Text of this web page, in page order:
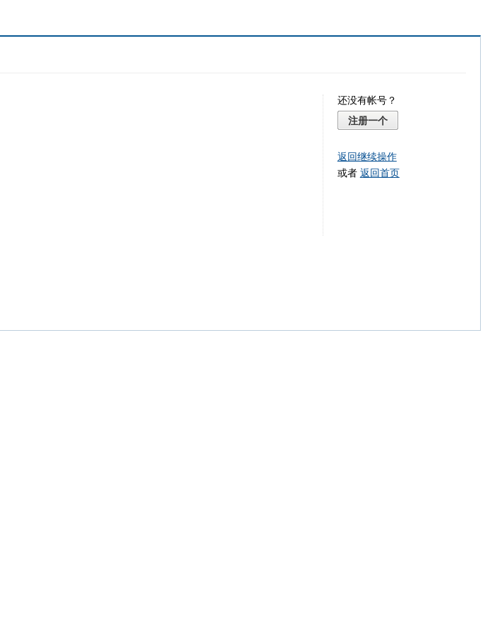
还没有帐号？
注册一个
返回继续操作
或者 返回首页